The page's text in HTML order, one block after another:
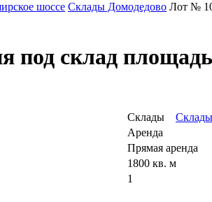
шоссе Склады Домодедово Лот №
под склад
Склады
Аренда
Прямая аренда
1800 кв. м
1